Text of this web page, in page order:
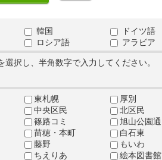
韓国 ドイツ語
ロシア語
アラビア
択し、半角数字で入力してください。
東札幌 厚別
中央区民 北区民
篠路コミ 旭山公園通
苗穂・本町 白石東
藤野 もいわ
ちえりあ 絵本図書館